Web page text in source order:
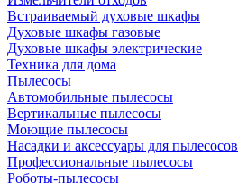
Встраиваемый духовые шкафы
Духовые шкафы газовые
Духовые шкафы электрические
Техника для дома
Пылесосы
Автомобильные пылесосы
Вертикальные пылесосы
Моющие пылесосы
Насадки и аксессуары для пылесосов
Профессиональные пылесосы
Роботы-пылесосы